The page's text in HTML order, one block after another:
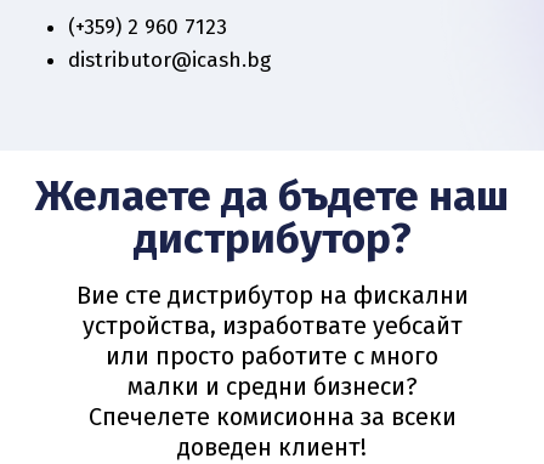
(+359) 2 960 7123
distributor@icash.bg
Желаете да бъдете наш
дистрибутор?
Вие сте дистрибутор на фискални
устройства, изработвате уебсайт
или просто работите с много
малки и средни бизнеси?
Спечелете комисионна за всеки
доведен клиент!